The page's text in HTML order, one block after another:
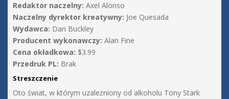
Redaktor naczelny: Axel Alonso
Naczelny dyrektor kreatywny: Joe Quesada
Wydawca: Dan Buckley
Producent wykonawczy: Alan Fine
Cena okładkowa: $3.99
Przedruk PL: Brak
Streszczenie
Oto świat, w którym uzależniony od alkoholu Tony Stark